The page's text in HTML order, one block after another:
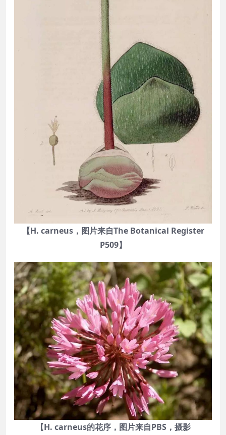
【H. carneus，图片来自The Botanical Register
P509】
【H. carneus的花序，图片来自PBS，摄影